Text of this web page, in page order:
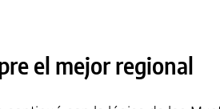
el mejor regional